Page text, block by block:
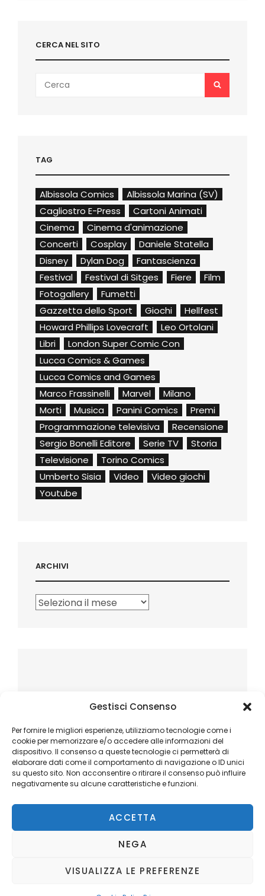
Gestisci Consenso
Per fornire le migliori esperienze, utilizziamo tecnologie come i
cookie per memorizzare e/o accedere alle informazioni del
dispositivo. Il consenso a queste tecnologie ci permetterà di
elaborare dati come il comportamento di navigazione o ID unici
su questo sito. Non acconsentire o ritirare il consenso può influire
negativamente su alcune caratteristiche e funzioni.
ACCETTA
NEGA
VISUALIZZA LE PREFERENZE
CERCA NEL SITO
for:
SEARCH
TAG
Albissola Comics
Albissola Marina (SV)
Cagliostro E-Press
Cartoni Animati
Cinema
Cinema d'animazione
Concerti
Cosplay
Daniele Statella
Disney
Dylan Dog
Fantascienza
Festival
Festival di Sitges Fiere
Film
Fotogallery
Fumetti
Gazzetta dello Sport
Giochi
Hellfest
Howard Phillips Lovecraft
Leo Ortolani
Libri
London Super Comic Con
Lucca Comics & Games
Lucca Comics and Games
Marco Frassinelli
Marvel
Milano
Morti
Musica Panini Comics
Premi
Programmazione televisiva
Recensione
Sergio Bonelli Editore
Serie TV
Storia
Televisione
Torino Comics
Umberto Sisia
Video
Video giochi
Youtube
ARCHIVI
Archivi
Copyright © 2026Ilblogger.it. All Rights Reserved.